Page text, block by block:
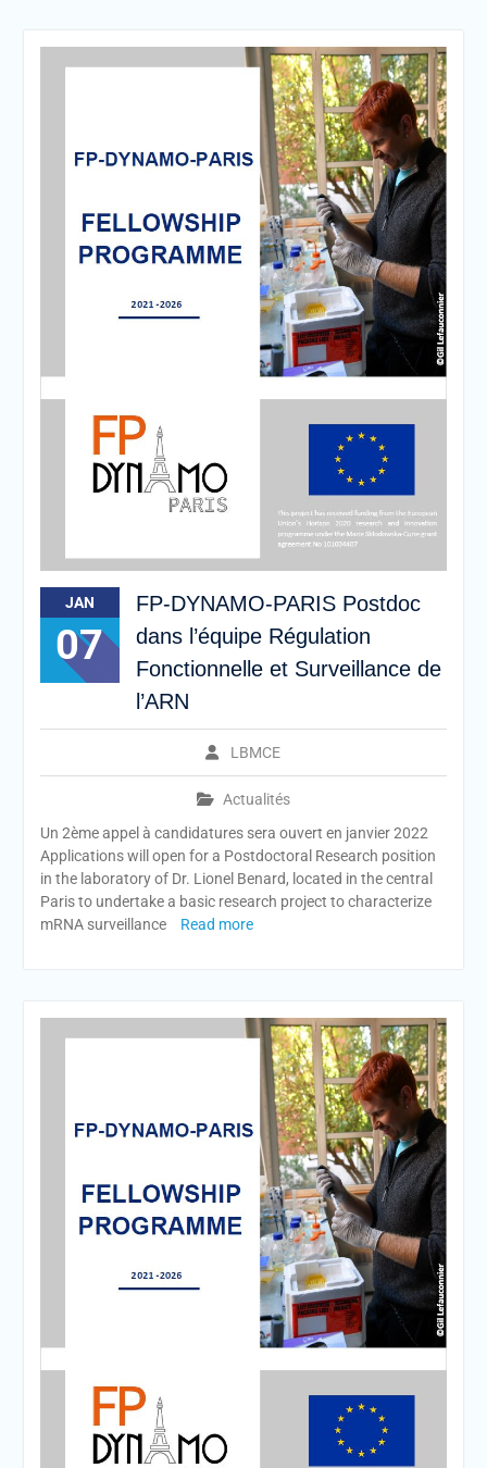
JAN
07
FP-DYNAMO-PARIS Postdoc
dans l’équipe Régulation
Fonctionnelle et Surveillance de
l’ARN
LBMCE
Actualités
Un 2ème appel à candidatures sera ouvert en janvier 2022
Applications will open for a Postdoctoral Research position
in the laboratory of Dr. Lionel Benard, located in the central
Paris to undertake a basic research project to characterize
mRNA surveillance
Read more